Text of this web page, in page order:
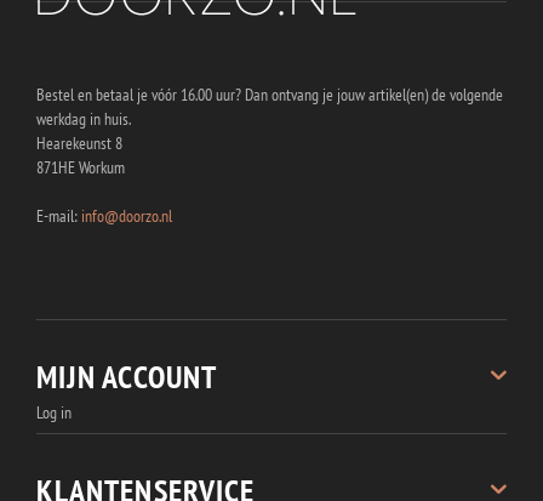
Bestel en betaal je vóór 16.00 uur? Dan ontvang je jouw artikel(en) de volgende
werkdag in huis.
Hearekeunst 8
871HE Workum
E-mail: info@doorzo.nl
MIJN ACCOUNT
Log in
Bestellingen
KLANTENSERVICE